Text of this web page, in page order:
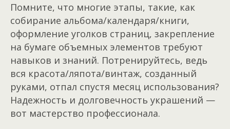
Помните, что многие этапы, такие, как
собирание альбома/календаря/книги,
оформление уголков страниц, закрепление
на бумаге объемных элементов требуют
навыков и знаний. Потренируйтесь, ведь
вся красота/ляпота/винтаж, созданный
руками, отпал спустя месяц использования?
Надежность и долговечность украшений —
вот мастерство профессионала.